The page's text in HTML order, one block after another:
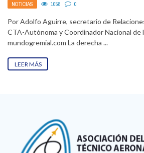
NOTICIAS 1058 0
Por Adolfo Aguirre, secretario de
CTA-Autónoma y Coordinador Nacional de
mundogremial.com La derecha ...
LEER MÁS